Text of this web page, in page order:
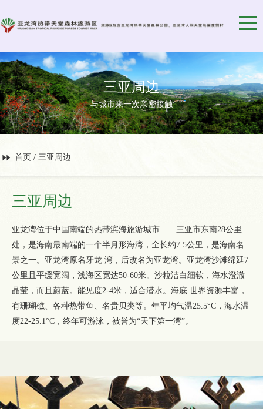
三亚周边
与城市来一次亲密接触
首页 / 三亚周边
三亚周边
亚龙湾位于中国南端的热带滨海旅游城市——三亚市东南28公里
处，是海南最南端的一个半月形海湾，全长约7.5公里，是海南名
景之一。亚龙湾原名牙龙 湾，后改名为亚龙湾。亚龙湾沙滩绵延7
公里且平缓宽阔，浅海区宽达50-60米。沙粒洁白细软，海水澄澈
晶莹，而且蔚蓝。能见度2-4米，适合潜水。海底 世界资源丰富，
有珊瑚礁、各种热带鱼、名贵贝类等。年平均气温25.5°C，海水温
度22-25.1°C，终年可游泳，被誉为“天下第一湾”。